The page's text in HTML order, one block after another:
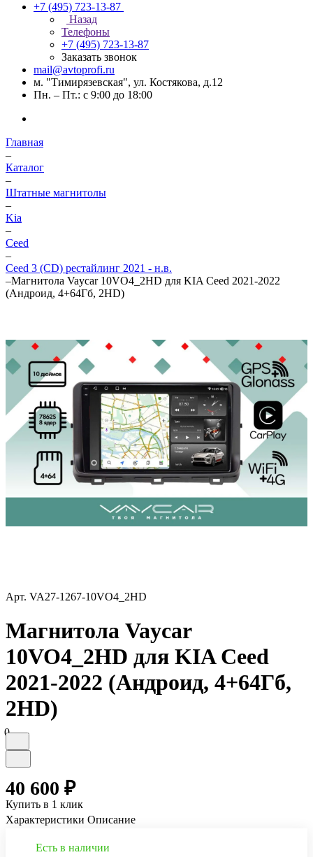
+7 (495) 723-13-87
Назад
Телефоны
+7 (495) 723-13-87
Заказать звонок
mail@avtoprofi.ru
м. "Тимирязевская", ул. Костякова, д.12
Пн. – Пт.: с 9:00 до 18:00
Главная
–
Каталог
–
Штатные магнитолы
–
Kia
–
Ceed
–
Ceed 3 (CD) рестайлинг 2021 - н.в.
–Магнитола Vaycar 10VO4_2HD для KIA Ceed 2021-2022
(Андроид, 4+64Гб, 2HD)
Арт. VA27-1267-10VO4_2HD
Магнитола Vaycar
10VO4_2HD для KIA Ceed
2021-2022 (Андроид, 4+64Гб,
2HD)
0
40 600 ₽
Купить в 1 клик
Характеристики Описание
Есть в наличии